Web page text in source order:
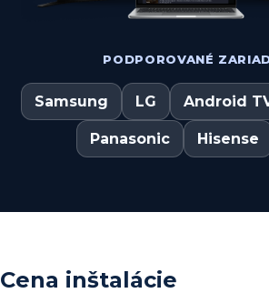
PODPOROVANÉ
Samsung LG Android
Panasonic Hisense
Cena inštalácie